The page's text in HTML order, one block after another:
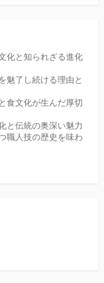
化と知られざる進化
魅了し続ける理由と
食文化が生んだ厚切
と伝統の奥深い魅力
職人技の歴史を味わ